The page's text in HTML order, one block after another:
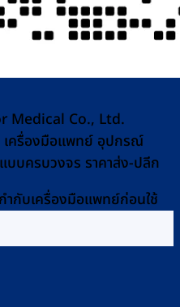
Medical Co., Ltd.
ครื่องมือแพทย์ อุปกรณ์
บครบวงจร ราคาส่ง-ปลีก
ำกับเครื่องมือแพทย์ก่อนใช้